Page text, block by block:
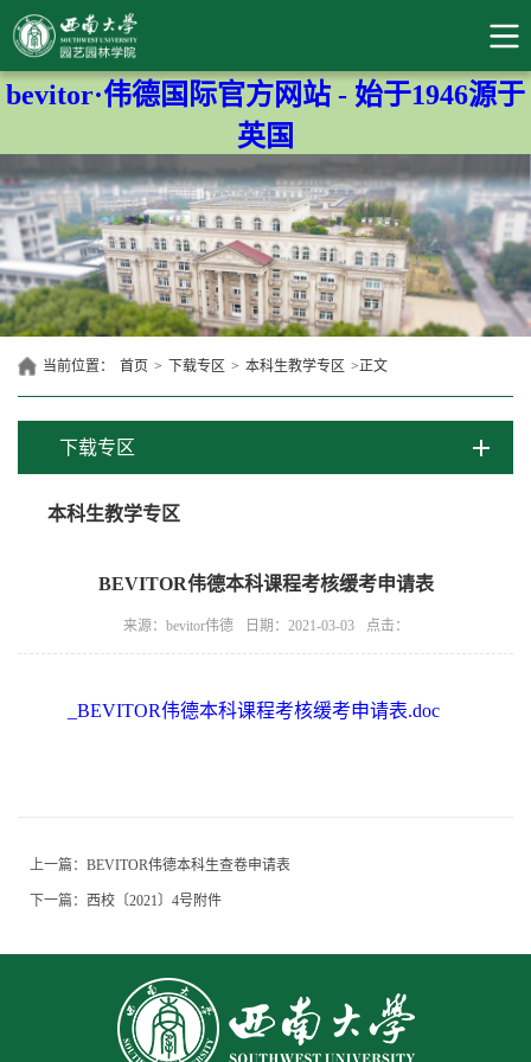
bevitor·伟德国际官方网站 - 始于1946源于
英国
当前位置： 首页 > 下载专区 > 本科生教学专区 >正文
下载专区
本科生教学专区
BEVITOR伟德本科课程考核缓考申请表
来源：bevitor伟德 日期：2021-03-03 点击：
_BEVITOR伟德本科课程考核缓考申请表.doc
上一篇： BEVITOR伟德本科生查卷申请表
下一篇： 西校〔2021〕4号附件